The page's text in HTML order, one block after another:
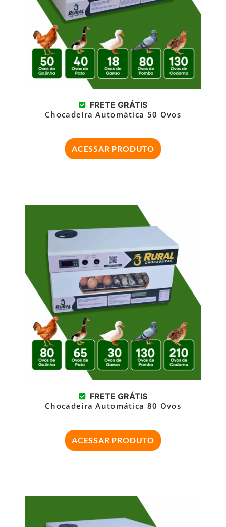
FRETE GRÁTIS
Chocadeira Automática 50 Ovos
ACESSAR PRODUTO
FRETE GRÁTIS
Chocadeira Automática 80 Ovos
ACESSAR PRODUTO